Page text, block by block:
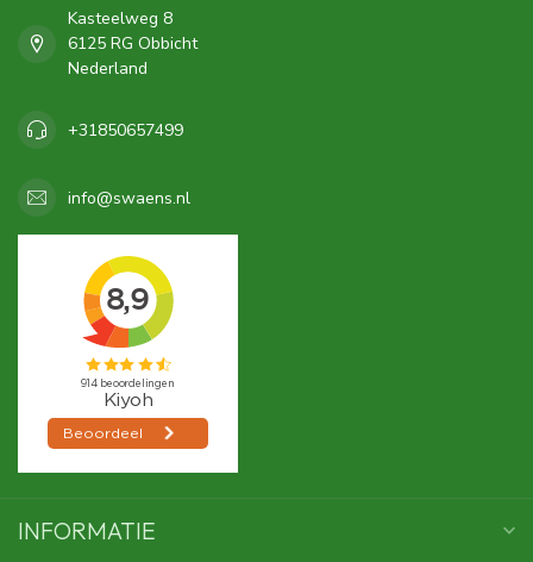
Kasteelweg 8
6125 RG Obbicht
Nederland
+31850657499
info@swaens.nl
INFORMATIE